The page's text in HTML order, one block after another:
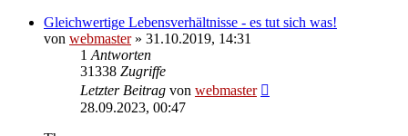
Gleichwertige Lebensverhältnisse - es tut sich was!
von webmaster» 31.10.2019, 14:31
1 Antworten
31338 Zugriffe
Letzter Beitrag von webmaster
28.09.2023, 00:47